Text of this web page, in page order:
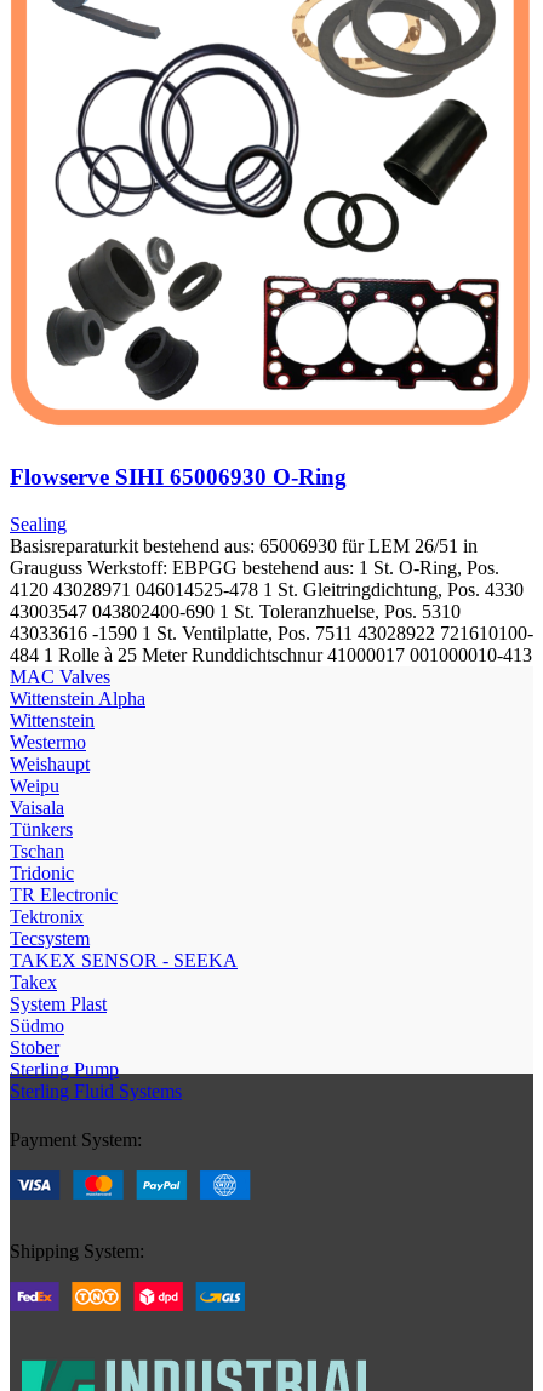
Flowserve SIHI 65006930 O-Ring
Sealing
Basisreparaturkit bestehend aus: 65006930 für LEM 26/51 in
Grauguss Werkstoff: EBPGG bestehend aus: 1 St. O-Ring, Pos.
4120 43028971 046014525-478 1 St. Gleitringdichtung, Pos. 4330
43003547 043802400-690 1 St. Toleranzhuelse, Pos. 5310
43033616 -1590 1 St. Ventilplatte, Pos. 7511 43028922 721610100-
484 1 Rolle à 25 Meter Runddichtschnur 41000017 001000010-413
МAC Valves
Wittenstein Alpha
Wittenstein
Westermo
Weishaupt
Weipu
Vaisala
Tünkers
Tschan
Tridonic
TR Electronic
Tektronix
Tecsystem
TAKEX SENSOR - SEEKA
Takex
System Plast
Südmo
Stober
Sterling Pump
Sterling Fluid Systems
Payment System:
Shipping System: